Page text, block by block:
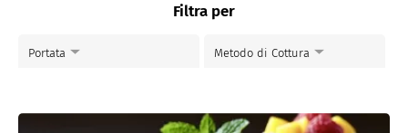
Filtra per
Portata Metodo di Cottura
Piatti Freddi